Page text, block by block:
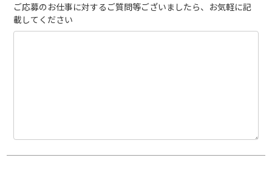
ご応募のお仕事に対するご質問等ございましたら、お気軽に記
載してください